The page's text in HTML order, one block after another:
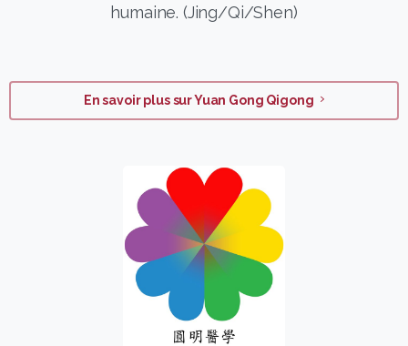
humaine. (Jing/Qi/Shen)
En savoir plus sur Yuan Gong Qigong